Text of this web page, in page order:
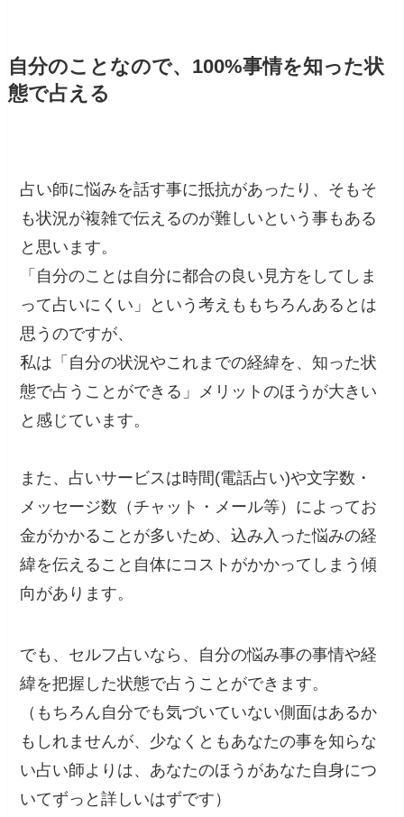
自分のことなので、100%事情を知った状
態で占える
占い師に悩みを話す事に抵抗があったり、そもそ
も状況が複雑で伝えるのが難しいという事もある
と思います。
「自分のことは自分に都合の良い見方をしてしま
って占いにくい」という考えももちろんあるとは
思うのですが、
私は「自分の状況やこれまでの経緯を、知った状
態で占うことができる」メリットのほうが大きい
と感じています。
また、占いサービスは時間(電話占い)や文字数・
メッセージ数（チャット・メール等）によってお
金がかかることが多いため、込み入った悩みの経
緯を伝えること自体にコストがかかってしまう傾
向があります。
でも、セルフ占いなら、自分の悩み事の事情や経
緯を把握した状態で占うことができます。
（もちろん自分でも気づいていない側面はあるか
もしれませんが、少なくともあなたの事を知らな
い占い師よりは、あなたのほうがあなた自身につ
いてずっと詳しいはずです）